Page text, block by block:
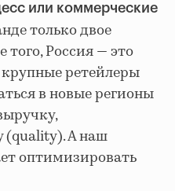
или коммерческие
только двое
Россия — это
ретейлеры
в новые регионы
(quality). А наш
оптимизировать